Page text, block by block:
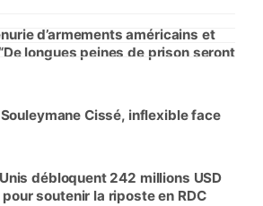
d’armements américains et
longues peines de prison seront
Souleymane Cissé, inflexible face
débloquent 242 millions USD
soutenir la riposte en RDC